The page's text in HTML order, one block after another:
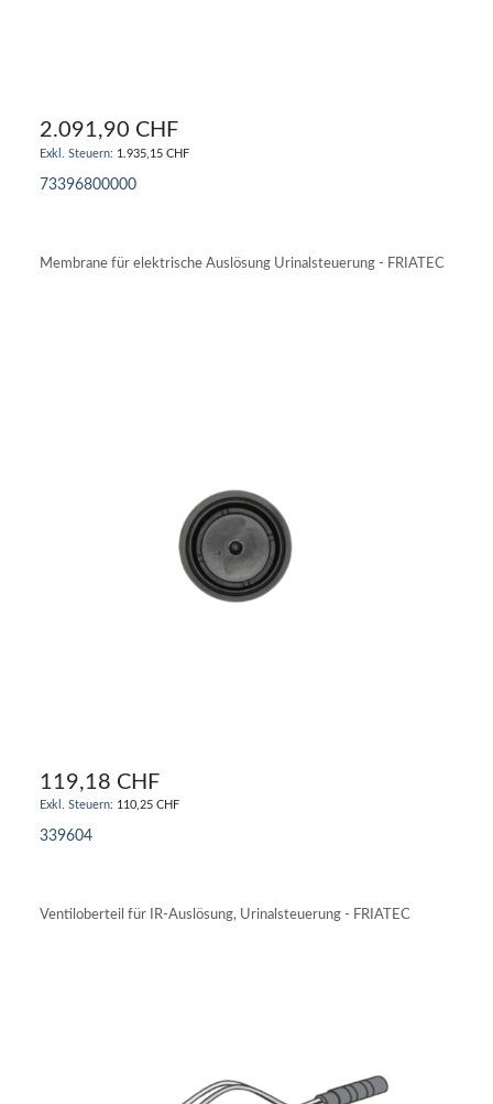
2.091,90 CHF
1.935,15 CHF
73396800000
Membrane für elektrische Auslösung Urinalsteuerung - FRIATEC
119,18 CHF
110,25 CHF
339604
Ventiloberteil für IR-Auslösung, Urinalsteuerung - FRIATEC